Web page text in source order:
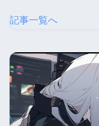
記事一覧へ